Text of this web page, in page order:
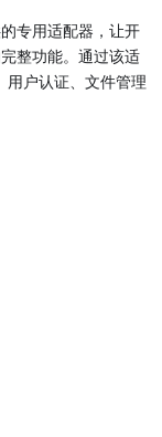
专用适配器，让开
整功能。通过该适
用户认证、文件管理